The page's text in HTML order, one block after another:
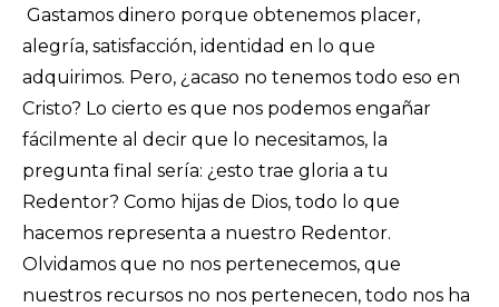
Gastamos dinero porque obtenemos placer,
alegría, satisfacción, identidad en lo que
adquirimos. Pero, ¿acaso no tenemos todo eso en
Cristo? Lo cierto es que nos podemos engañar
fácilmente al decir que lo necesitamos, la
pregunta final sería: ¿esto trae gloria a tu
Redentor? Como hijas de Dios, todo lo que
hacemos representa a nuestro Redentor.
Olvidamos que no nos pertenecemos, que
nuestros recursos no nos pertenecen, todo nos ha